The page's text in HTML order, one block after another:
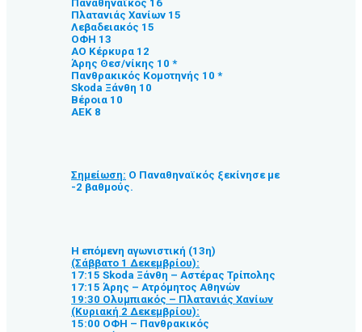
Παναθηναϊκός 16
Πλατανιάς Χανίων 15
Λεβαδειακός 15
ΟΦΗ 13
ΑΟ Κέρκυρα 12
Άρης Θεσ/νίκης 10 *
Πανθρακικός Κομοτηνής 10 *
Skoda Ξάνθη 10
Βέροια 10
ΑΕΚ 8
Σημείωση: Ο Παναθηναϊκός ξεκίνησε με
-2 βαθμούς.
Η επόμενη αγωνιστική (13η)
(Σάββατο 1 Δεκεμβρίου):
17:15 Skoda Ξάνθη – Αστέρας Τρίπολης
17:15 Άρης – Ατρόμητος Αθηνών
19:30 Ολυμπιακός – Πλατανιάς Χανίων
(Κυριακή 2 Δεκεμβρίου):
15:00 ΟΦΗ – Πανθρακικός